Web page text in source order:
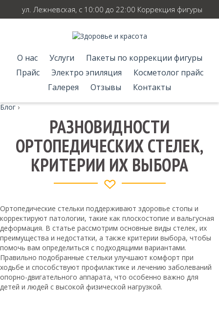
ул. Лежневская, с 10:00 до 22:00 Коррекция фигуры
О нас Услуги
Пакеты по коррекции фигуры
Прайс
Электро эпиляция
Косметолог прайс
Галерея
Отзывы Контакты
Блог ›
РАЗНОВИДНОСТИ
ОРТОПЕДИЧЕСКИХ СТЕЛЕК,
КРИТЕРИИ ИХ ВЫБОРА
Ортопедические стельки поддерживают здоровье стопы и
корректируют патологии, такие как плоскостопие и вальгусная
деформация. В статье рассмотрим основные виды стелек, их
преимущества и недостатки, а также критерии выбора, чтобы
помочь вам определиться с подходящими вариантами.
Правильно подобранные стельки улучшают комфорт при
ходьбе и способствуют профилактике и лечению заболеваний
опорно-двигательного аппарата, что особенно важно для
детей и людей с высокой физической нагрузкой.